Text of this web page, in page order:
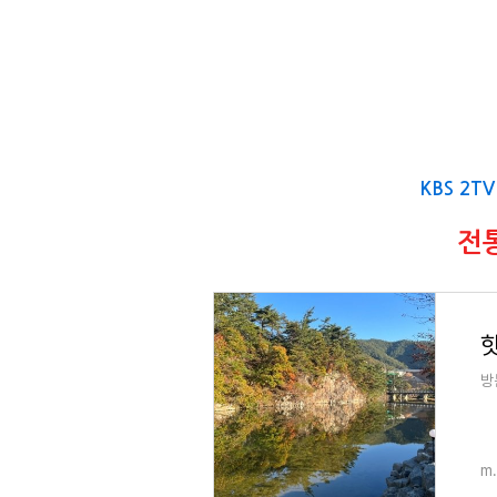
KBS
전